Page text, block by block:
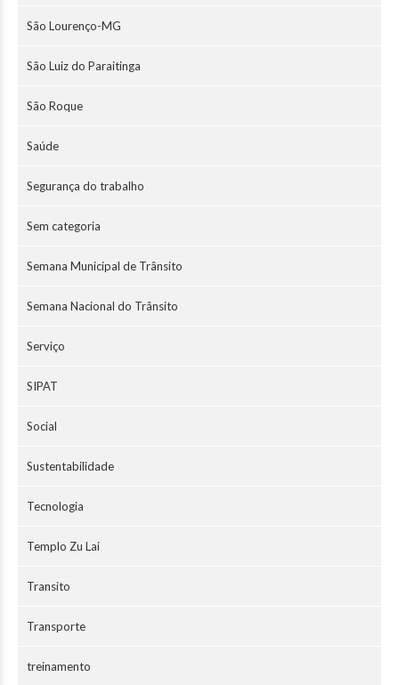
São Lourenço-MG
São Luiz do Paraitinga
São Roque
Saúde
Segurança do trabalho
Sem categoria
Semana Municipal de Trânsito
Semana Nacional do Trânsito
Serviço
SIPAT
Social
Sustentabilidade
Tecnologia
Templo Zu Lai
Transito
Transporte
treinamento